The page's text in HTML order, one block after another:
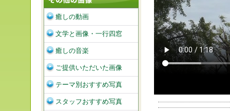
癒しの動画
文学と画像・一行四窓
癒しの音楽
ご提供いただいた画像
テーマ別おすすめ写真
スタッフおすすめ写真